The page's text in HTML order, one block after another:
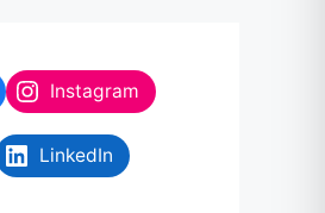
Instagram
LinkedIn